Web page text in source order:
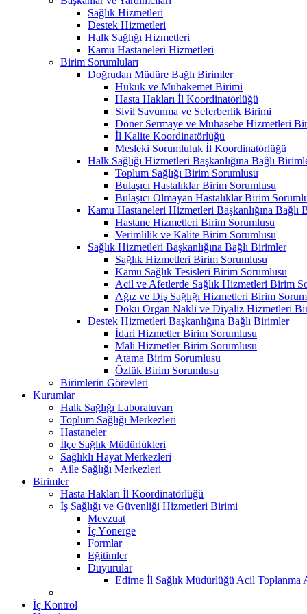
Sağlık Hizmetleri
Destek Hizmetleri
Halk Sağlığı Hizmetleri
Kamu Hastaneleri Hizmetleri
Birim Sorumluları
Doğrudan Müdüre Bağlı Birimler
Hukuk ve Muhakemet Birimi
Hasta Hakları İl Koordinatörlüğü
Sivil Savunma ve Seferberlik Birimi
Döner Sermaye ve Muhasebe Hizmetleri
İl Kalite Koordinatörlüğü
Mesleki Sorumluluk İl Koordinatörlüğü
Halk Sağlığı Hizmetleri Başkanlığına Bağlı
Toplum Sağlığı Birim Sorumlusu
Bulaşıcı Hastalıklar Birim Sorumlusu
Bulaşıcı Olmayan Hastalıklar Birim
Kamu Hastaneleri Hizmetleri Başkanlığına Bağlı
Hastane Hizmetleri Birim Sorumlusu
Verimlilik ve Kalite Birim Sorumlusu
Sağlık Hizmetleri Başkanlığına Bağlı Birimler
Sağlık Hizmetleri Birim Sorumlusu
Kamu Sağlık Tesisleri Birim Sorumlusu
Acil ve Afetlerde Sağlık Hizmetleri Birim
Ağız ve Diş Sağlığı Hizmetleri Birim
Doku Organ Nakli ve Diyaliz Hizmetleri
Destek Hizmetleri Başkanlığına Bağlı Birimler
İdari Hizmetler Birim Sorumlusu
Mali Hizmetler Birim Sorumlusu
Atama Birim Sorumlusu
Özlük Birim Sorumlusu
Birimlerin Görevleri
Kurumlar
Halk Sağlığı Laboratuvarı
Toplum Sağlığı Merkezleri
Hastaneler
İlçe Sağlık Müdürlükleri
Sağlıklı Hayat Merkezleri
Aile Sağlığı Merkezleri
Birimler
Hasta Hakları İl Koordinatörlüğü
İş Sağlığı ve Güvenliği Hizmetleri Birimi
Mevzuat
İç Yönerge
Formlar
Eğitimler
Duyurular
Edirne İl Sağlık Müdürlüğü Acil Toplanma
İç Kontrol